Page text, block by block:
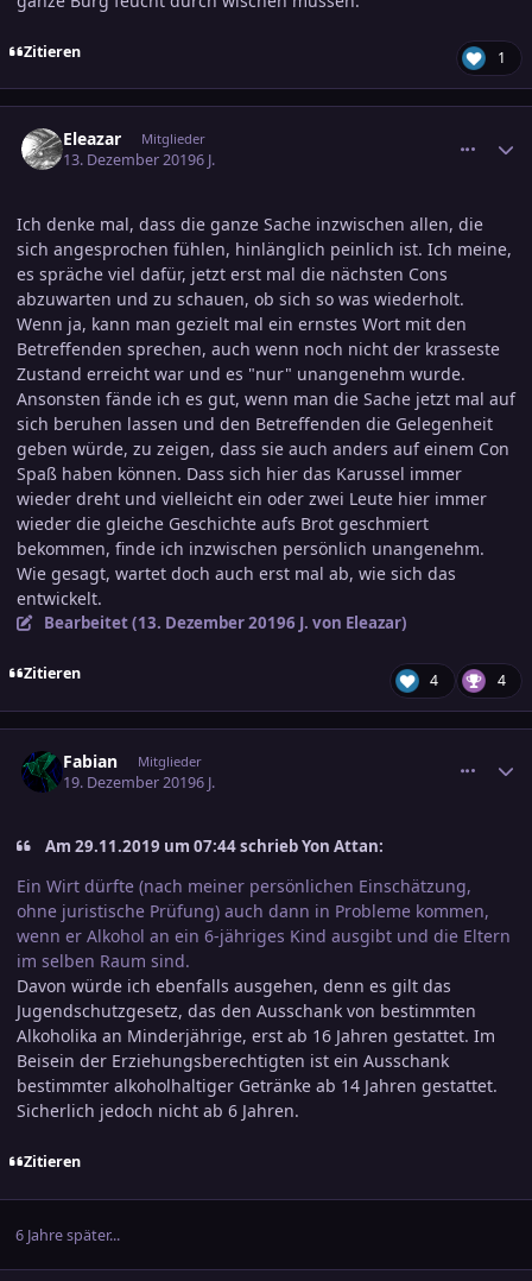
Zitieren 1
Eleazar Mitglieder
13. Dezember 20196 J.
Ich denke mal, dass die ganze Sache inzwischen allen, die
sich angesprochen fühlen, hinlänglich peinlich ist. Ich meine,
es spräche viel dafür, jetzt erst mal die nächsten Cons
abzuwarten und zu schauen, ob sich so was wiederholt.
Wenn ja, kann man gezielt mal ein ernstes Wort mit den
Betreffenden sprechen, auch wenn noch nicht der krasseste
Zustand erreicht war und es "nur" unangenehm wurde.
Ansonsten fände ich es gut, wenn man die Sache jetzt mal auf
sich beruhen lassen und den Betreffenden die Gelegenheit
geben würde, zu zeigen, dass sie auch anders auf einem Con
Spaß haben können. Dass sich hier das Karussel immer
wieder dreht und vielleicht ein oder zwei Leute hier immer
wieder die gleiche Geschichte aufs Brot geschmiert
bekommen, finde ich inzwischen persönlich unangenehm.
Wie gesagt, wartet doch auch erst mal ab, wie sich das
entwickelt.
Bearbeitet (13. Dezember 20196 J. von Eleazar)
Zitieren 4 4
Fabian Mitglieder
19. Dezember 20196 J.
Am 29.11.2019 um 07:44 schrieb Yon Attan:
Ein Wirt dürfte (nach meiner persönlichen Einschätzung,
ohne juristische Prüfung) auch dann in Probleme kommen,
wenn er Alkohol an ein 6-jähriges Kind ausgibt und die Eltern
im selben Raum sind.
Davon würde ich ebenfalls ausgehen, denn es gilt das
Jugendschutzgesetz, das den Ausschank von bestimmten
Alkoholika an Minderjährige, erst ab 16 Jahren gestattet. Im
Beisein der Erziehungsberechtigten ist ein Ausschank
bestimmter alkoholhaltiger Getränke ab 14 Jahren gestattet.
Sicherlich jedoch nicht ab 6 Jahren.
Zitieren
6 Jahre später...